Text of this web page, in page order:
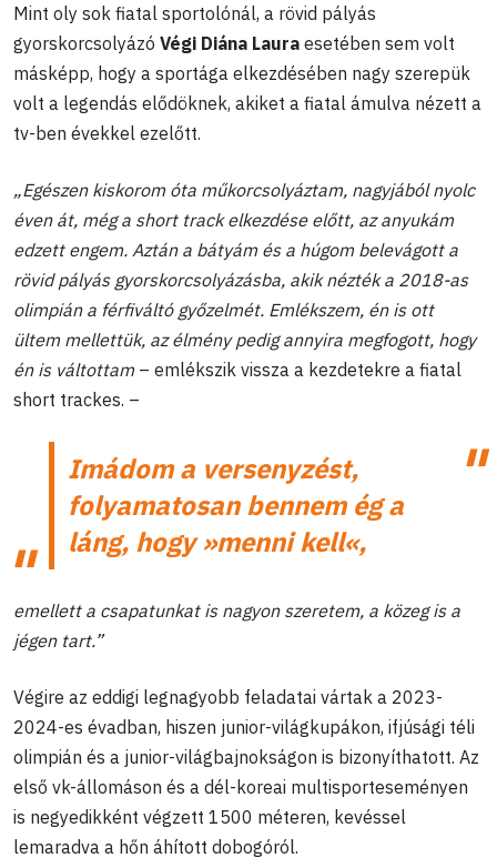
Mint oly sok fiatal sportolónál, a rövid pályás
gyorskorcsolyázó Végi Diána Laura esetében sem volt
másképp, hogy a sportága elkezdésében nagy szerepük
volt a legendás elődöknek, akiket a fiatal ámulva nézett a
tv-ben évekkel ezelőtt.
„Egészen kiskorom óta műkorcsolyáztam, nagyjából nyolc
éven át, még a short track elkezdése előtt, az anyukám
edzett engem. Aztán a bátyám és a húgom belevágott a
rövid pályás gyorskorcsolyázásba, akik nézték a 2018-as
olimpián a férfiváltó győzelmét. Emlékszem, én is ott
ültem mellettük, az élmény pedig annyira megfogott, hogy
én is váltottam– emlékszik vissza a kezdetekre a fiatal
short trackes. –
Imádom a versenyzést,
folyamatosan bennem ég a
láng, hogy »menni kell«,
emellett a csapatunkat is nagyon szeretem, a közeg is a
jégen tart.”
Végire az eddigi legnagyobb feladatai vártak a 2023-
2024-es évadban, hiszen junior-világkupákon, ifjúsági téli
olimpián és a junior-világbajnokságon is bizonyíthatott. Az
első vk-állomáson és a dél-koreai multisporteseményen
is negyedikként végzett 1500 méteren, kevéssel
lemaradva a hőn áhított dobogóról.